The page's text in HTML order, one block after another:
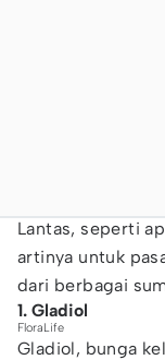
Lantas, seperti
artinya untuk
dari berbagai
1. Gladiol
FloraLife
Gladiol, bunga